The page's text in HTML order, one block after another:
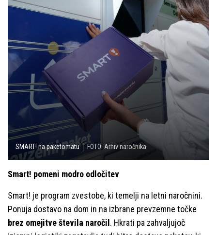
SMART! na paketomatu FOTO: Arhiv naročnika
Smart! pomeni modro odločitev
Smart! je program zvestobe, ki temelji na letni naročnini.
Ponuja dostavo na dom in na izbrane prevzemne točke
brez omejitve števila naročil . Hkrati pa zahvaljujoč